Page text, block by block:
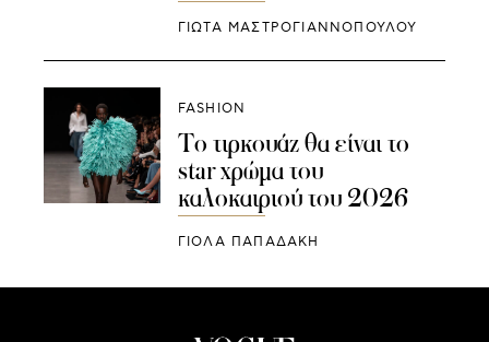
ΓΙΩΤΑ ΜΑΣΤΡΟΓΙΑΝΝΟΠΟΥΛΟΥ
FASHION
Το τιρκουάζ θα είναι το
star χρώμα του
καλοκαιριού του 2026
ΓΙΌΛΑ ΠΑΠΑΔΆΚΗ